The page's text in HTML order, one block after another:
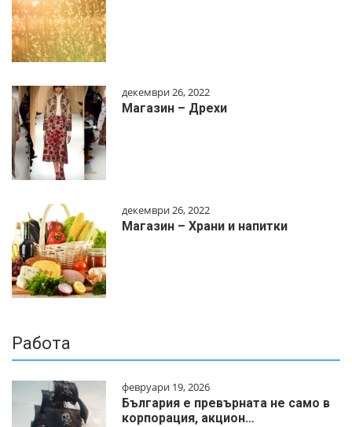
декември 26, 2022
Магазин – Дрехи
декември 26, 2022
Магазин – Храни и напитки
Работа
февруари 19, 2026
България е превърната не само в
корпорация, акцион…